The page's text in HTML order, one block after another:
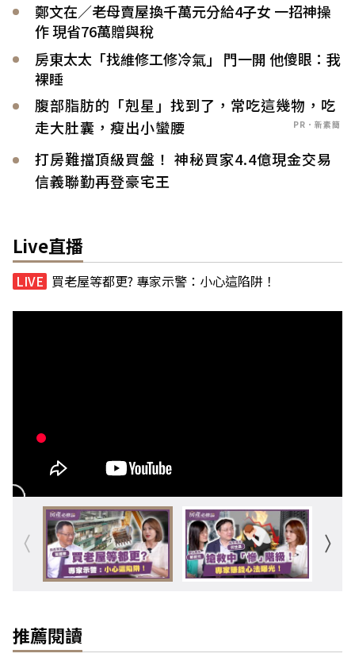
鄭文在／老母賣屋換千萬元分給4子女 一招神操
作 現省76萬贈與稅
房東太太「找維修工修冷氣」 門一開 他傻眼：我
裸睡
腹部脂肪的「剋星」找到了，常吃這幾物，吃
走大肚囊，瘦出小蠻腰
PR．新素簡
打房難擋頂級買盤！ 神秘買家4.4億現金交易
信義聯勤再登豪宅王
Live直播
買老屋等都更? 專家示警：小心這陷阱！
推薦閱讀